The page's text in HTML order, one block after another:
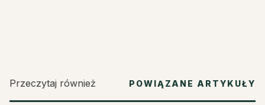
Przeczytaj również POWIĄZANE ARTYKUŁY